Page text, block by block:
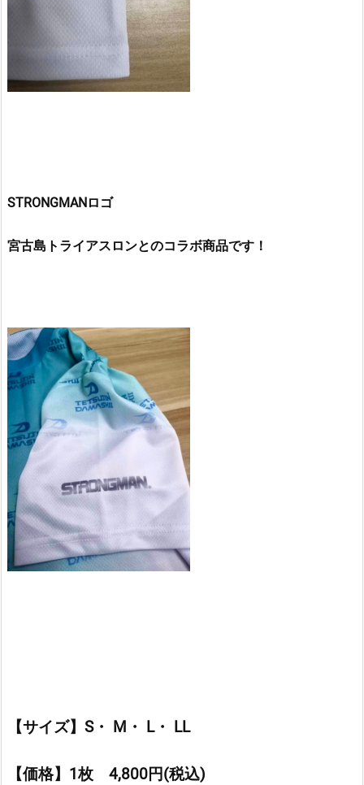
STRONGMANロゴ
宮古島トライアスロンとのコラボ商品です！
【サイズ】S・ M・ L・ LL
【価格】1枚 4,800円(税込)